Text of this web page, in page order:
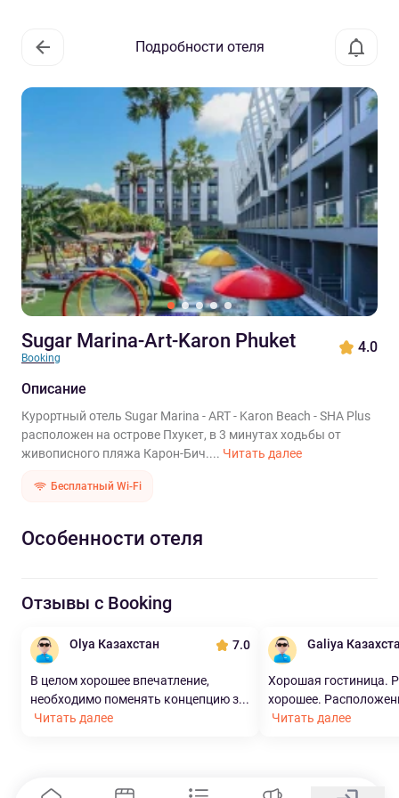
Подробности отеля
Sugar Marina-Art-Karon Phuket
Booking
4.0
Описание
Курортный отель Sugar Marina - ART - Karon Beach - SHA Plus
расположен на острове Пхукет, в 3 минутах ходьбы от
живописного пляжа Карон-Бич.... Читать далее
Бесплатный Wi-Fi
Особенности отеля
Отзывы с Booking
Olya Казахстан 7.0
В целом хорошее впечатление,
необходимо поменять концепцию з...
Читать далее
Galiya
Хорошая гостиница.
хорошее.
Читать далее